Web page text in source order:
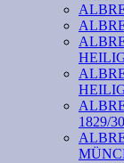
1829/30